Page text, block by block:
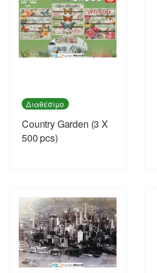
Διαθέσιμο
Country Garden (3 X
500 pcs)